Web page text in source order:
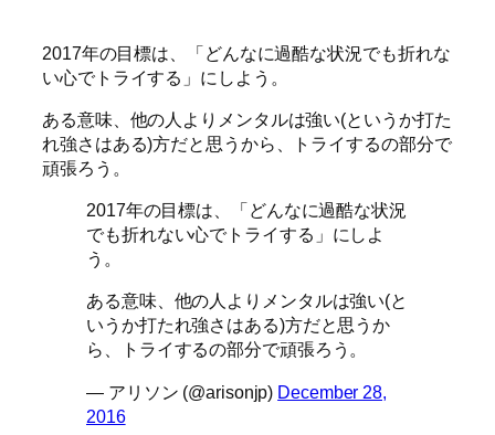
2017年の目標は、「どんなに過酷な状況でも折れな
い心でトライする」にしよう。
ある意味、他の人よりメンタルは強い(というか打た
れ強さはある)方だと思うから、トライするの部分で
頑張ろう。
2017年の目標は、「どんなに過酷な状況
でも折れない心でトライする」にしよ
う。
ある意味、他の人よりメンタルは強い(と
いうか打たれ強さはある)方だと思うか
ら、トライするの部分で頑張ろう。
— アリソン (@arisonjp) December 28,
2016